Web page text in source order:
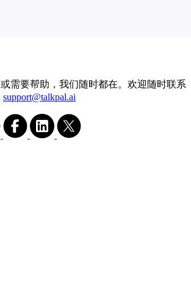
需要帮助，我们随时都在。欢迎随时联系
support@talkpal.ai